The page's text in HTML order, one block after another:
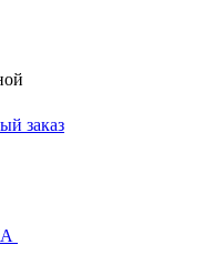
заказ